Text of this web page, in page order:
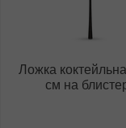
Ложка
см на